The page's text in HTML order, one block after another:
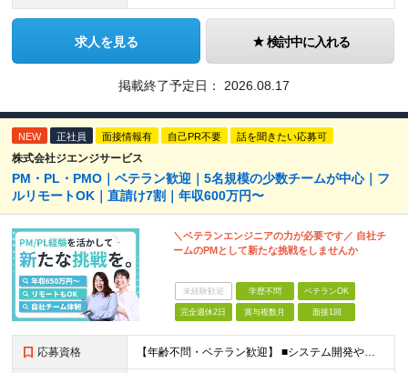
求人を見る 検討中に入れる
掲載終了予定日： 2026.08.17
NEW 正社員 面接情報有 自己PR不要 話を聞きたい応募可
株式会社ジエンジサービス
PM・PL・PMO｜ベテラン歓迎｜5名規模の少数チームが中心｜フ
ルリモートOK｜直請け7割｜年収600万円〜
＼ベテランエンジニアの力が必要です／ 自社チ
ームのPMとして新たな挑戦をしませんか
未経験歓迎 学歴不問 ベテランOK
完全週休2日 賞与複数月 面接1回
応募資格 【年齢不問・ベテラン歓迎】 ■システム開発やインフラの実務経験をお持ちの方（言語・工程・年数不問） ■学歴不問 ≪こんな方はぜひご応募ください≫ □SE経験を積んだがリーダー・PLのポジションがない